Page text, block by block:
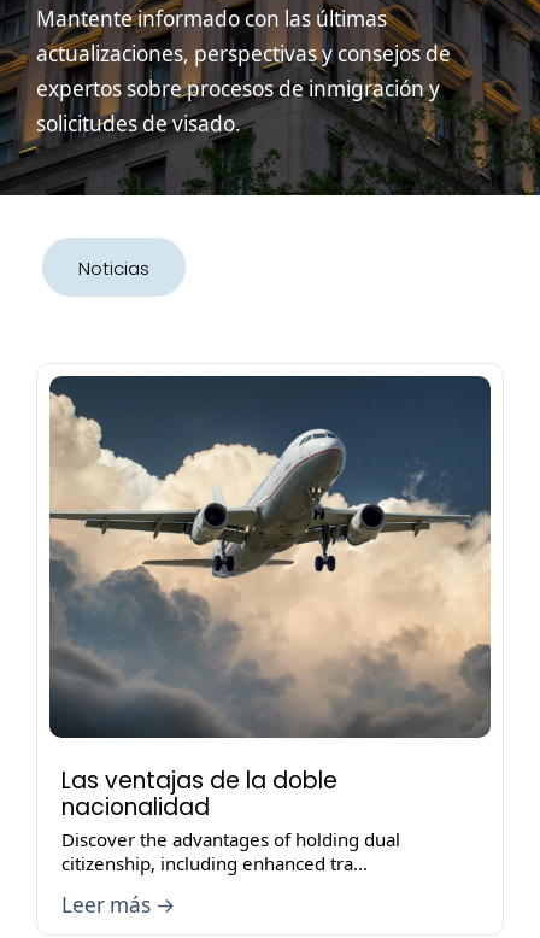
Mantente informado con las últimas
actualizaciones, perspectivas y consejos de
expertos sobre procesos de inmigración y
solicitudes de visado.
Noticias
Las ventajas de la doble
nacionalidad
Discover the advantages of holding dual
citizenship, including enhanced tra...
Leer más →